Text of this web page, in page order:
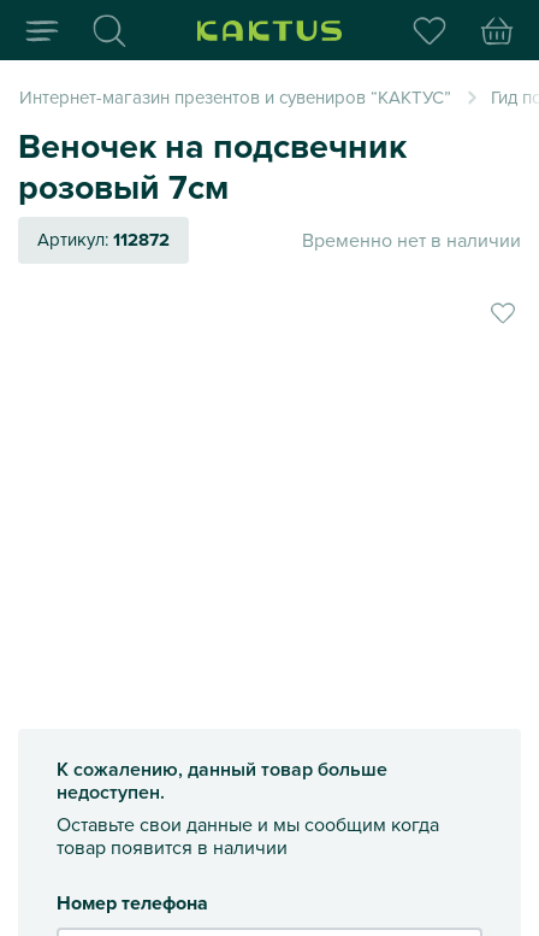
Интернет-магазин
Интернет-магазин презентов и сувениров “КАКТУС” Гид
Веночек на подсвечник
розовый 7см
Артикул:112872 Временно нет в наличии
К сожалению, данный товар больше
недоступен.
Оставьте свои данные и мы сообщим когда
товар появится в наличии
Номер телефона